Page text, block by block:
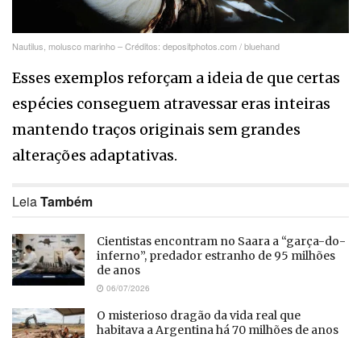
Nautilus, molusco marinho – Créditos: depositphotos.com / bluehand
Esses exemplos reforçam a ideia de que certas
espécies conseguem atravessar eras inteiras
mantendo traços originais sem grandes
alterações adaptativas.
LeiaTambém
Cientistas encontram no Saara a “garça-do-
inferno”, predador estranho de 95 milhões
de anos
06/07/2026
O misterioso dragão da vida real que
habitava a Argentina há 70 milhões de anos